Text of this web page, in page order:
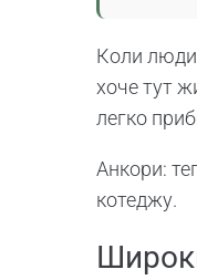
Коли
хоче тут
легко
Анкори:
котеджу.